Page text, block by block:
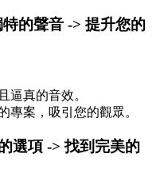
的聲音 -> 提升您的
逼真的音效。
專案，吸引您的觀眾。
選項 -> 找到完美的